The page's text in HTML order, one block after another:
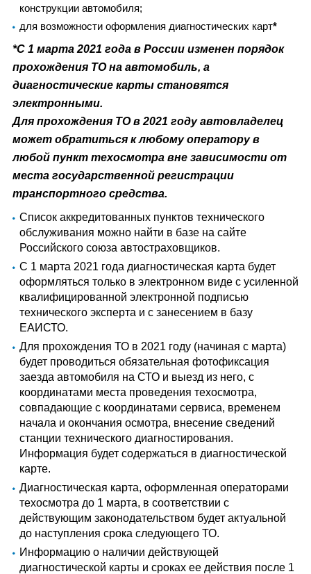
конструкции автомобиля;
для возможности оформления диагностических карт*
*С 1 марта 2021 года в России изменен порядок
прохождения ТО на автомобиль, а
диагностические карты становятся
электронными.
Для прохождения ТО в 2021 году автовладелец
может обратиться к любому оператору в
любой пункт техосмотра вне зависимости от
места государственной регистрации
транспортного средства.
Список аккредитованных пунктов технического
обслуживания можно найти в базе на сайте
Российского союза автостраховщиков.
С 1 марта 2021 года диагностическая карта будет
оформляться только в электронном виде с усиленной
квалифицированной электронной подписью
технического эксперта и с занесением в базу
ЕАИСТО.
Для прохождения ТО в 2021 году (начиная с марта)
будет проводиться обязательная фотофиксация
заезда автомобиля на СТО и выезд из него, с
координатами места проведения техосмотра,
совпадающие с координатами сервиса, временем
начала и окончания осмотра, внесение сведений
станции технического диагностирования.
Информация будет содержаться в диагностической
карте.
Диагностическая карта, оформленная операторами
техосмотра до 1 марта, в соответствии с
действующим законодательством будет актуальной
до наступления срока следующего ТО.
Информацию о наличии действующей
диагностической карты и сроках ее действия после 1